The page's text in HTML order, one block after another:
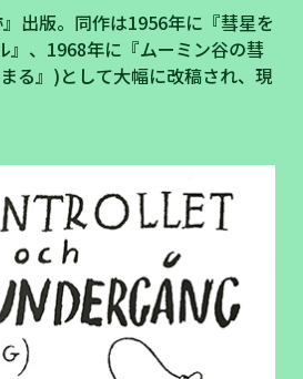
出版。同作は1956年に『彗星を
』、1968年に『ムーミン谷の彗
る』)として大幅に改稿され、現